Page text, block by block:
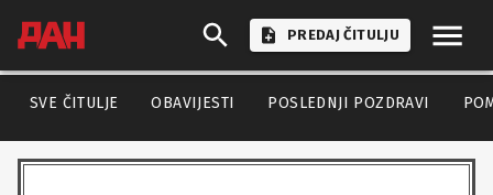
PREDAJ ČITULJU
SVE ČITULJE OBAVIJESTI POSLEDNJI POZDRAVI